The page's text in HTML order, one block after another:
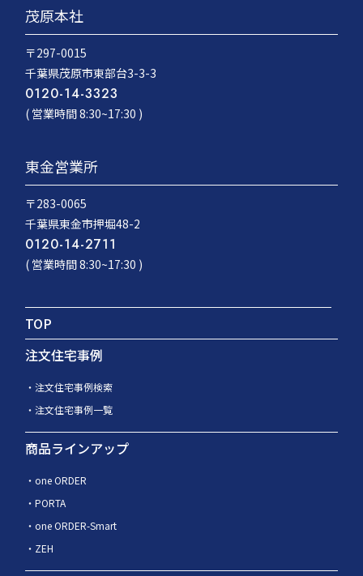
茂原本社
〒297-0015
千葉県茂原市東部台3-3-3
0120-14-3323
( 営業時間 8:30~17:30 )
東金営業所
〒283-0065
千葉県東金市押堀48-2
0120-14-2711
( 営業時間 8:30~17:30 )
TOP
注文住宅事例
注文住宅事例検索
注文住宅事例一覧
商品ラインアップ
one ORDER
PORTA
one ORDER-Smart
ZEH